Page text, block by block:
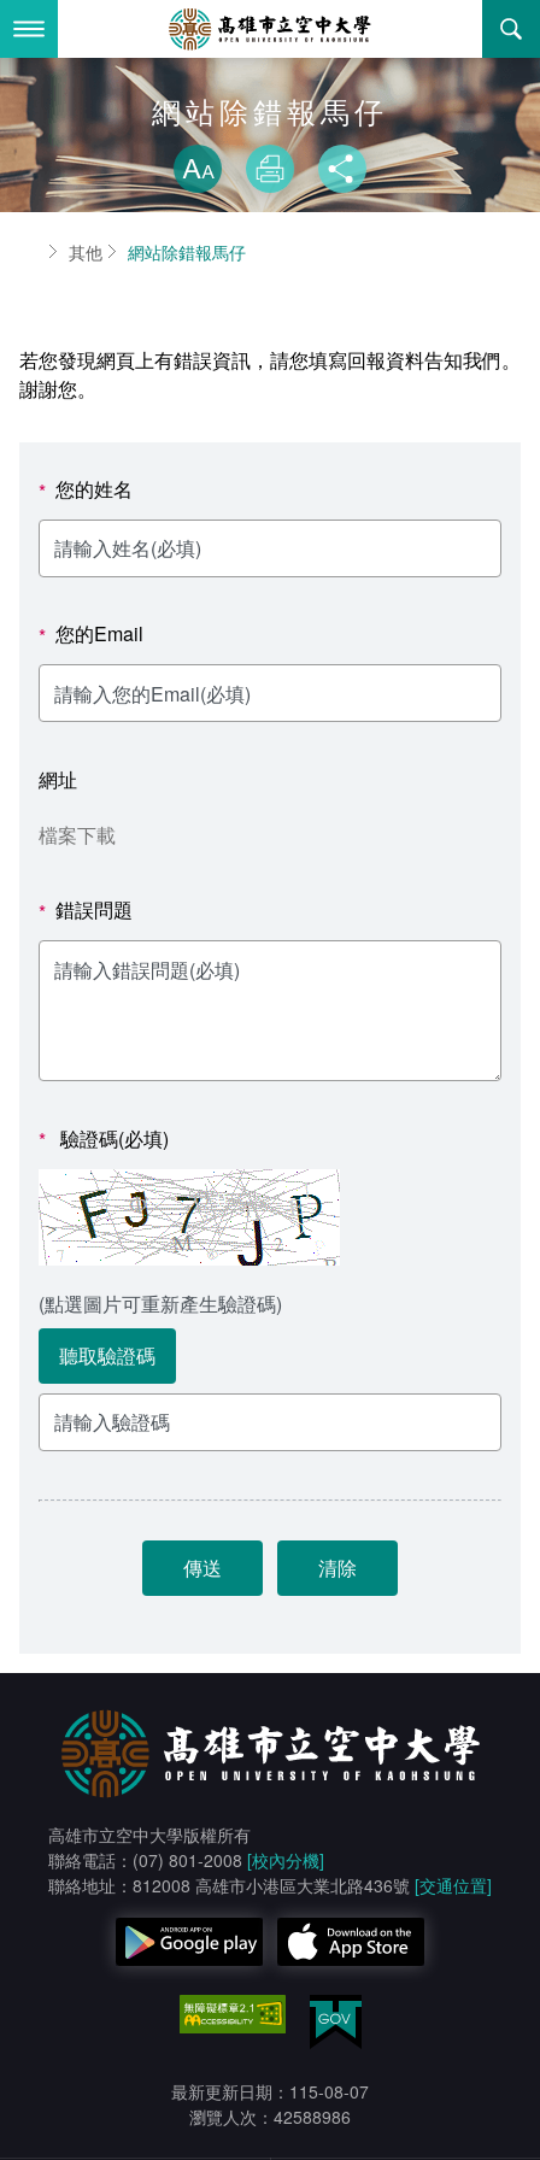
到
要
內最新消息
全部公告
教務公告
學系公告
活動研習
歷史訊息
新聞媒體專區
校園行事曆
報名系統
線上報名查詢
關於本校
空大簡介
立案證明
空大有利的學習條件
環境設備
本校位置
資訊圖像化專區
活動花絮
影音資訊
行政單位
行政單位簡介
校長室
教務處課務組
學習指導中心
輔導處
研發處
秘書處出納組
秘書處文書組
教學媒體處
電算中心
人事室
學術單位
通識教育中心
法律學系
大眾傳播學系
外國語文學系
文化藝術學系
健康管理與促進學系
其他好站
資訊相關法規
校務資訊
新生報名
在學資訊
校務系統
課程大綱
網路選課
校園行事曆
校內系統
資訊服務線上報修系統
消耗品申請
教室‧會議室預約系統
線上報修最新消息
問卷調查
法令規章
政府公開資訊
常見問答
意見信箱
各單位意見信箱
諮詢信箱進度查詢
影音資訊
網站除錯報馬仔
略過字型切
放大
列印 分享
首頁其他 網站除錯報馬仔
若您發現網頁上有錯誤資訊，請您填寫回報資料告知我們。
謝謝您。
* 您的姓名
* 您的Email
網址
檔案下載
* 錯誤問題
* 驗證碼(必填)
(點選圖片可重新產生驗證碼)
聽取驗證碼
高雄市立空中大學版權所有
聯絡電話：(07) 801-2008 [校內分機]
聯絡地址：812008 高雄市小港區大業北路436號 [交通位置]
最新更新日期：115-08-07
瀏覽人次：42588986